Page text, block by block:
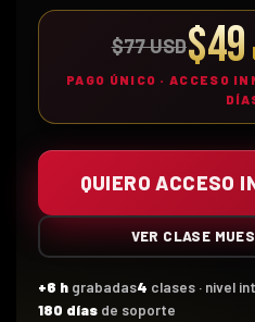
$77 USD$49
PAGO ÚNICO · ACCESO
QUIERO ACCESO
VER CLASE
+6 h grabadas4 clases · nivel
180 días de soporte